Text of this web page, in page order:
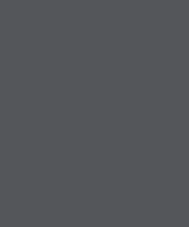
über Websites